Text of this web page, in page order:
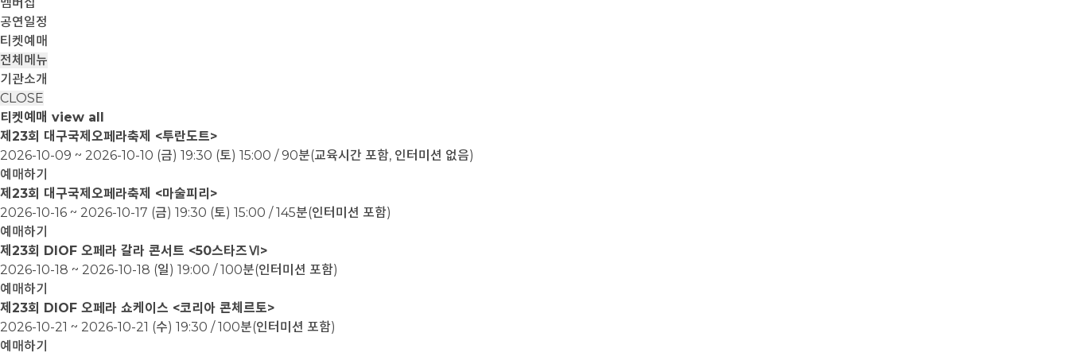
공연일정
티켓예매
전체메뉴
기관소개
CLOSE
티켓예매 view all
제23회 대구국제오페라축제 <투란도트>
2026-10-09 ~ 2026-10-10 (금) 19:30 (토) 15:00 / 90분(교육시간 포함, 인터미션 없음)
예매하기
제23회 대구국제오페라축제 <마술피리>
2026-10-16 ~ 2026-10-17 (금) 19:30 (토) 15:00 / 145분(인터미션 포함)
예매하기
제23회 DIOF 오페라 갈라 콘서트 <50스타즈Ⅵ>
2026-10-18 ~ 2026-10-18 (일) 19:00 / 100분(인터미션 포함)
예매하기
제23회 DIOF 오페라 쇼케이스 <코리아 콘체르토>
2026-10-21 ~ 2026-10-21 (수) 19:30 / 100분(인터미션 포함)
예매하기